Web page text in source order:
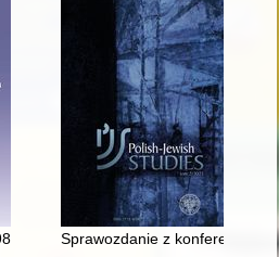
roku we współczesnych
Sprawozdanie z konferencji